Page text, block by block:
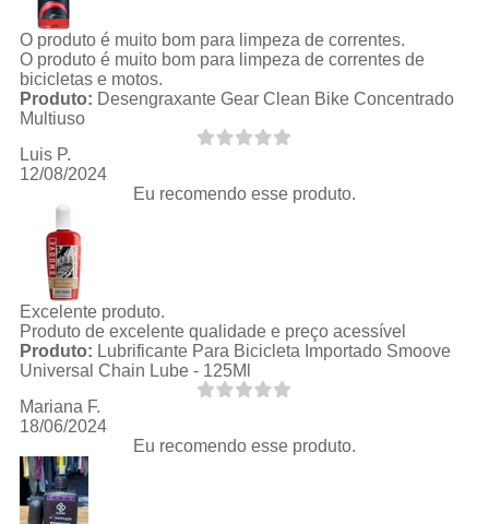
O produto é muito bom para limpeza de correntes.
O produto é muito bom para limpeza de correntes de
bicicletas e motos.
Produto: Desengraxante Gear Clean Bike Concentrado
Multiuso
Luis P.
12/08/2024
Eu recomendo esse produto.
Excelente produto.
Produto de excelente qualidade e preço acessível
Produto: Lubrificante Para Bicicleta Importado Smoove
Universal Chain Lube - 125Ml
Mariana F.
18/06/2024
Eu recomendo esse produto.